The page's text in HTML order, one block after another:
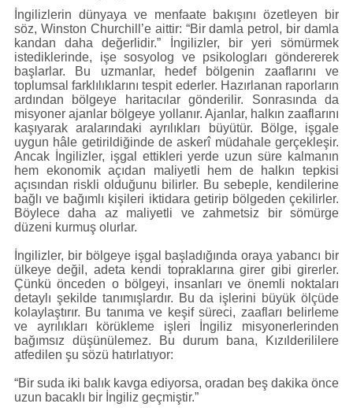
İngilizlerin dünyaya ve menfaate bakışını özetleyen bir
söz, Winston Churchill’e aittir: “Bir damla petrol, bir damla
kandan daha değerlidir.” İngilizler, bir yeri sömürmek
istediklerinde, işe sosyolog ve psikologları göndererek
başlarlar. Bu uzmanlar, hedef bölgenin zaaflarını ve
toplumsal farklılıklarını tespit ederler. Hazırlanan raporların
ardından bölgeye haritacılar gönderilir. Sonrasında da
misyoner ajanlar bölgeye yollanır. Ajanlar, halkın zaaflarını
kaşıyarak aralarındaki ayrılıkları büyütür. Bölge, işgale
uygun hâle getirildiğinde de askerî müdahale gerçekleşir.
Ancak İngilizler, işgal ettikleri yerde uzun süre kalmanın
hem ekonomik açıdan maliyetli hem de halkın tepkisi
açısından riskli olduğunu bilirler. Bu sebeple, kendilerine
bağlı ve bağımlı kişileri iktidara getirip bölgeden çekilirler.
Böylece daha az maliyetli ve zahmetsiz bir sömürge
düzeni kurmuş olurlar.
İngilizler, bir bölgeye işgal başladığında oraya yabancı bir
ülkeye değil, adeta kendi topraklarına girer gibi girerler.
Çünkü önceden o bölgeyi, insanları ve önemli noktaları
detaylı şekilde tanımışlardır. Bu da işlerini büyük ölçüde
kolaylaştırır. Bu tanıma ve keşif süreci, zaafları belirleme
ve ayrılıkları körükleme işleri İngiliz misyonerlerinden
bağımsız düşünülemez. Bu durum bana, Kızılderililere
atfedilen şu sözü hatırlatıyor:
“Bir suda iki balık kavga ediyorsa, oradan beş dakika önce
uzun bacaklı bir İngiliz geçmiştir.”